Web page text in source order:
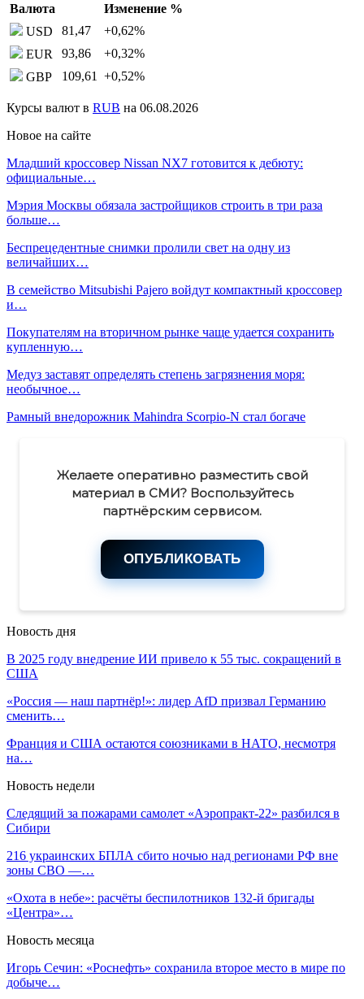
Валюта
Изменение %
USD
81,47 +0,62%
EUR
93,86 +0,32%
GBP
109,61 +0,52%
Курсы валют в RUB на 06.08.2026
Новое на сайте
Младший кроссовер Nissan NX7 готовится к дебюту:
официальные…
Мэрия Москвы обязала застройщиков строить в три раза
больше…
Беспрецедентные снимки пролили свет на одну из
величайших…
В семейство Mitsubishi Pajero войдут компактный кроссовер
и…
Покупателям на вторичном рынке чаще удается сохранить
купленную…
Медуз заставят определять степень загрязнения моря:
необычное…
Рамный внедорожник Mahindra Scorpio-N стал богаче
Желаете оперативно разместить свой
материал в СМИ? Воспользуйтесь
партнёрским сервисом.
ОПУБЛИКОВАТЬ
Новость дня
В 2025 году внедрение ИИ привело к 55 тыс. сокращений в
США
«Россия — наш партнёр!»: лидер AfD призвал Германию
сменить…
Франция и США остаются союзниками в НАТО, несмотря
на…
Новость недели
Следящий за пожарами самолет «Аэропракт-22» разбился в
Сибири
216 украинских БПЛА сбито ночью над регионами РФ вне
зоны СВО —…
«Охота в небе»: расчёты беспилотников 132-й бригады
«Центра»…
Новость месяца
Игорь Сечин: «Роснефть» сохранила второе место в мире по
добыче…